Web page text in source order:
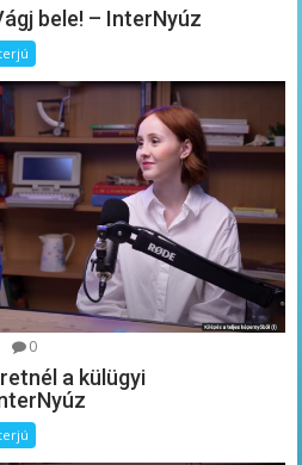
bele! – InterNyúz
0
a külügyi